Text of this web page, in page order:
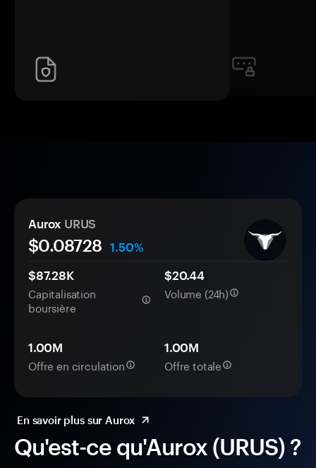
Qu'est-ce qu'Aurox (URUS) ?
Aurox URUS
$0.08728
1.50%
$87.28K
Capitalisation
boursière
$20.44
Volume (24h)
1.00M
Offre en circulation
1.00M
Offre totale
En savoir plus sur Aurox